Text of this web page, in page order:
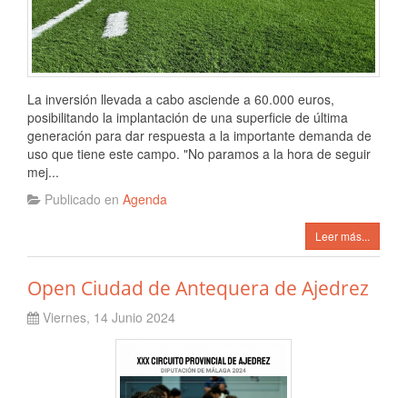
La inversión llevada a cabo asciende a 60.000 euros,
posibilitando la implantación de una superficie de última
generación para dar respuesta a la importante demanda de
uso que tiene este campo. "No paramos a la hora de seguir
mej...
Publicado en Agenda
Leer más...
Open Ciudad de Antequera de Ajedrez
Viernes, 14 Junio 2024